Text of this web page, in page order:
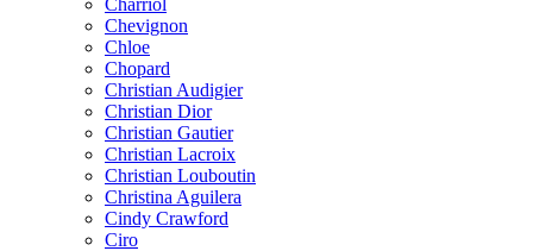
Chevignon
Chloe
Chopard
Christian Audigier
Christian Dior
Christian Gautier
Christian Lacroix
Christian Louboutin
Christina Aguilera
Cindy Crawford
Ciro